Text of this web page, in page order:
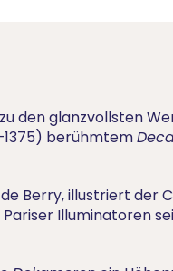
den glanzvollsten
berühmtem
Berry, illustriert der
Illuminatoren